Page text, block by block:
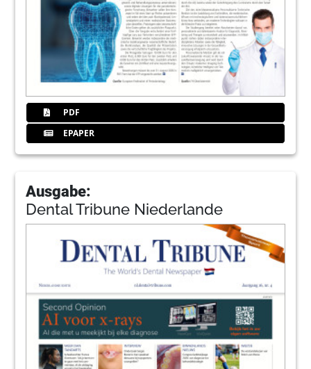
PDF
EPAPER
Ausgabe:
Dental Tribune Niederlande